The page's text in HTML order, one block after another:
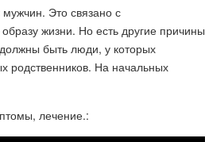
Это связано с
жизни. Но есть другие причины
быть люди, у которых
родственников. На начальных
лечение.: